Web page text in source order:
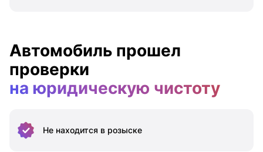
Автомобиль прошел
проверки
на юридическую чистоту
Не находится в розыске